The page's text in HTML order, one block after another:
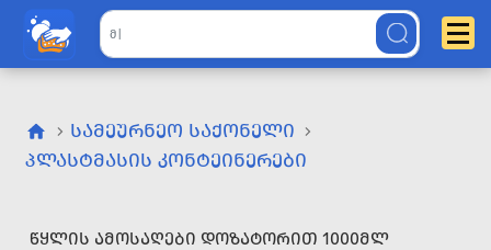
ᲡᲐᲛᲔᲣᲠᲜᲔᲝ ᲡᲐᲥᲝᲜᲔᲚᲘ
ᲞᲚᲐᲡᲢᲛᲐᲡᲘᲡ ᲙᲝᲜᲢᲔᲘᲜᲔᲠᲔᲑᲘ
ᲬᲧᲚᲘᲡ ᲐᲛᲝᲡᲐᲦᲔᲑᲘ ᲓᲝᲖᲐᲢᲝᲠᲘᲗ 1000ᲛᲚ